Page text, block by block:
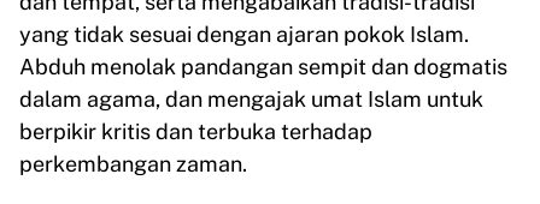
yang tidak sesuai dengan ajaran pokok Islam.
Abduh menolak pandangan sempit dan dogmatis
dalam agama, dan mengajak umat Islam untuk
berpikir kritis dan terbuka terhadap
perkembangan zaman.